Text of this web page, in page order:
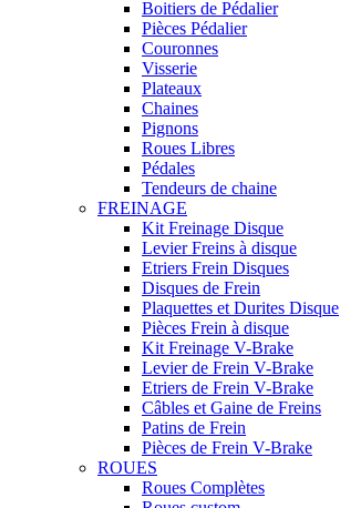
Boitiers de Pédalier
Pièces Pédalier
Couronnes
Visserie
Plateaux
Chaines
Pignons
Roues Libres
Pédales
Tendeurs de chaine
FREINAGE
Kit Freinage Disque
Levier Freins à disque
Etriers Frein Disques
Disques de Frein
Plaquettes et Durites Disque
Pièces Frein à disque
Kit Freinage V-Brake
Levier de Frein V-Brake
Etriers de Frein V-Brake
Câbles et Gaine de Freins
Patins de Frein
Pièces de Frein V-Brake
ROUES
Roues Complètes